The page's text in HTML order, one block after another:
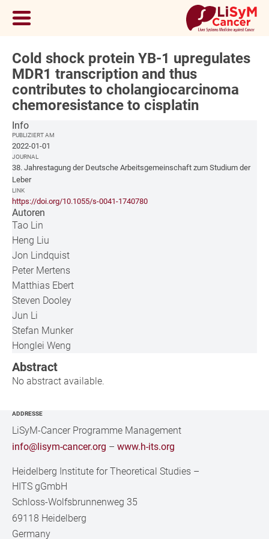
Cold shock protein YB-1 upregulates
MDR1 transcription and thus
contributes to cholangiocarcinoma
chemoresistance to cisplatin
Abstract
No abstract available.
Info
PUBLIZIERT AM
2022-01-01
JOURNAL
38. Jahrestagung der Deutsche Arbeitsgemeinschaft zum Studium der
Leber
LINK
https://doi.org/10.1055/s-0041-1740780
Autoren
Tao Lin
Heng Liu
Jon Lindquist
Peter Mertens
Matthias Ebert
Steven Dooley
Jun Li
Stefan Munker
Honglei Weng
ADDRESSE
LiSyM-Cancer Programme Management
info@lisym-cancer.org –www.h-its.org
Heidelberg Institute for Theoretical Studies –
HITS gGmbH
Schloss-Wolfsbrunnenweg 35
69118 Heidelberg
Germany